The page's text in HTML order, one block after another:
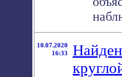
10.07.2020
16:33